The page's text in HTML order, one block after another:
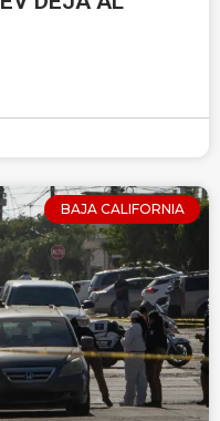
BAJA CALIFORNIA